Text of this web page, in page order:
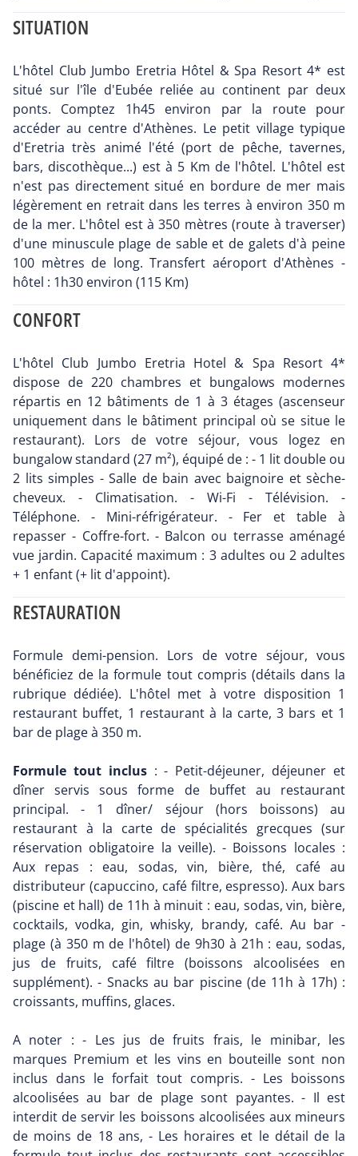
SITUATION
L'hôtel Club Jumbo Eretria Hôtel & Spa Resort 4* est
situé sur l'île d'Eubée reliée au continent par deux
ponts. Comptez 1h45 environ par la route pour
accéder au centre d'Athènes. Le petit village typique
d'Eretria très animé l'été (port de pêche, tavernes,
bars, discothèque...) est à 5 Km de l'hôtel. L'hôtel est
n'est pas directement situé en bordure de mer mais
légèrement en retrait dans les terres à environ 350 m
de la mer. L'hôtel est à 350 mètres (route à traverser)
d'une minuscule plage de sable et de galets d'à peine
100 mètres de long. Transfert aéroport d'Athènes -
hôtel : 1h30 environ (115 Km)
CONFORT
L'hôtel Club Jumbo Eretria Hotel & Spa Resort 4*
dispose de 220 chambres et bungalows modernes
répartis en 12 bâtiments de 1 à 3 étages (ascenseur
uniquement dans le bâtiment principal où se situe le
restaurant). Lors de votre séjour, vous logez en
bungalow standard (27 m²), équipé de : - 1 lit double ou
2 lits simples - Salle de bain avec baignoire et sèche-
cheveux. - Climatisation. - Wi-Fi - Télévision. -
Téléphone. - Mini-réfrigérateur. - Fer et table à
repasser - Coffre-fort. - Balcon ou terrasse aménagé
vue jardin. Capacité maximum : 3 adultes ou 2 adultes
+ 1 enfant (+ lit d'appoint).
RESTAURATION
Formule demi-pension. Lors de votre séjour, vous
bénéficiez de la formule tout compris (détails dans la
rubrique dédiée). L'hôtel met à votre disposition 1
restaurant buffet, 1 restaurant à la carte, 3 bars et 1
bar de plage à 350 m.
Formule tout inclus : - Petit-déjeuner, déjeuner et
dîner servis sous forme de buffet au restaurant
principal. - 1 dîner/ séjour (hors boissons) au
restaurant à la carte de spécialités grecques (sur
réservation obligatoire la veille). - Boissons locales :
Aux repas : eau, sodas, vin, bière, thé, café au
distributeur (capuccino, café filtre, espresso). Aux bars
(piscine et hall) de 11h à minuit : eau, sodas, vin, bière,
cocktails, vodka, gin, whisky, brandy, café. Au bar -
plage (à 350 m de l'hôtel) de 9h30 à 21h : eau, sodas,
jus de fruits, café filtre (boissons alcoolisées en
supplément). - Snacks au bar piscine (de 11h à 17h) :
croissants, muffins, glaces.
A noter : - Les jus de fruits frais, le minibar, les
marques Premium et les vins en bouteille sont non
inclus dans le forfait tout compris. - Les boissons
alcoolisées au bar de plage sont payantes. - Il est
interdit de servir les boissons alcoolisées aux mineurs
de moins de 18 ans, - Les horaires et le détail de la